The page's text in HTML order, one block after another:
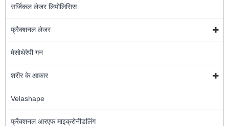
सर्जिकल लेजर लिपोलिसिस
फ्रैक्शनल लेजर
मेसोथेरेपी गन
शरीर के आकार
Velashape
फ्रैक्शनल आरएफ माइक्रोनीडलिंग